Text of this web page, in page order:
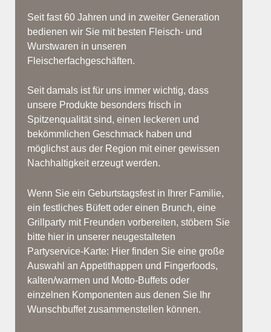
Seit fast 60 Jahren und in zweiter Generation
bedienen wir Sie mit besten Fleisch- und
Wurstwaren in unseren
Fleischerfachgeschäften.
Seit damals ist für uns immer wichtig, dass
unsere Produkte besonders frisch in
Spitzenqualität sind, einen leckeren und
bekömmlichen Geschmack haben und
möglichst aus der Region mit einer gewissen
Nachhaltigkeit erzeugt werden.
Wenn Sie ein Geburtstagsfest in Ihrer Familie,
ein festliches Büfett oder einen Brunch, eine
Grillparty mit Freunden vorbereiten, stöbern Sie
bitte hier in unserer neugestalteten
Partyservice-Karte: Hier finden Sie eine große
Auswahl an Appetithappen und Fingerfoods,
kalten/warmen und Motto-Buffets oder
einzelnen Komponenten aus denen Sie Ihr
Wunschbuffet zusammenstellen können.